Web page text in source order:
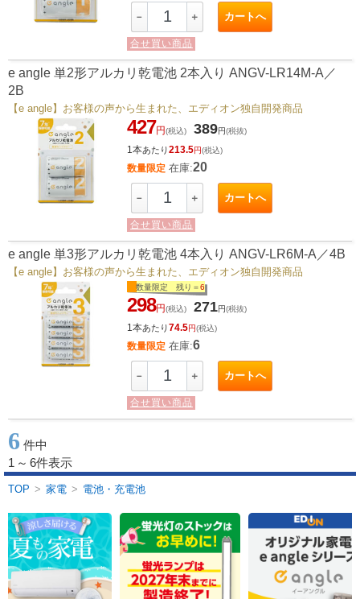
－ ＋ カートへ
合せ買い商品
e angle 単2形アルカリ乾電池 2本入り ANGV-LR14M-A／
2B
【e angle】お客様の声から生まれた、エディオン独自開発商品
427円(税込) 389円(税抜)
1本あたり213.5円(税込)
数量限定 在庫:20
－ ＋ カートへ
合せ買い商品
e angle 単3形アルカリ乾電池 4本入り ANGV-LR6M-A／4B
【e angle】お客様の声から生まれた、エディオン独自開発商品
数量限定 残り＝6
298円(税込) 271円(税抜)
1本あたり74.5円(税込)
数量限定 在庫:6
－ ＋ カートへ
合せ買い商品
6 件中
1 ～ 6件表示
TOP > 家電 > 電池・充電池